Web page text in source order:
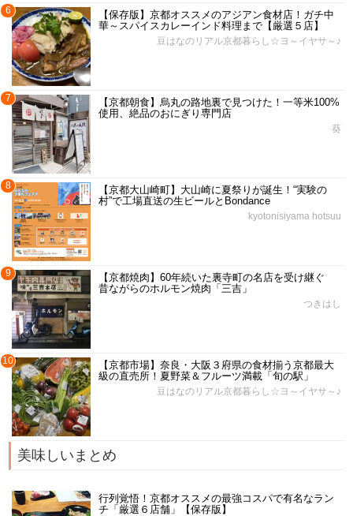
6
【保存版】京都オススメのアジアン食材店！ガチ中
華～スパイスカレーインド料理まで【厳選５店】
豆はなのリアル京都暮らし☆ヨ～イヤサ～♪
7
【京都朝食】烏丸の路地裏で見つけた！一等米100%
使用、絶品のおにぎり専門店
葵
8
【京都大山崎町】大山崎に夏祭りが誕生！“実験の
村”で工場直送の生ビールとBondance
kyotonisiyama hotsuu
9
【京都焼肉】60年続いた裏寺町の名店を受け継ぐ
昔ながらのホルモン焼肉「三吉」
つきはし
10
【京都市場】奈良・大阪３府県の食材揃う京都最大
級の直売所！夏野菜＆フルーツ満載「旬の駅」
豆はなのリアル京都暮らし☆ヨ～イヤサ～♪
美味しいまとめ
行列覚悟！京都オススメの最強コスパで有名なラン
チ「厳選６店舗」【保存版】